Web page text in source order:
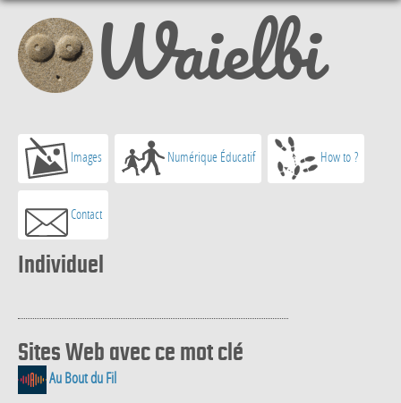
Waielbi
Images Numérique Éducatif How to ?
Contact
Individuel
Sites Web avec ce mot clé
Au Bout du Fil